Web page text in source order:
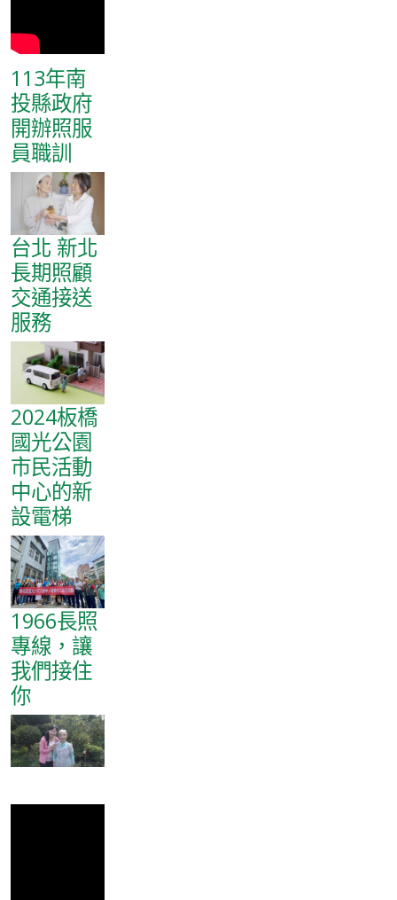
113年南
投縣政府
開辦照服
員職訓
台北 新北
長期照顧
交通接送
服務
2024板橋
國光公園
市民活動
中心的新
設電梯
1966長照
專線，讓
我們接住
你